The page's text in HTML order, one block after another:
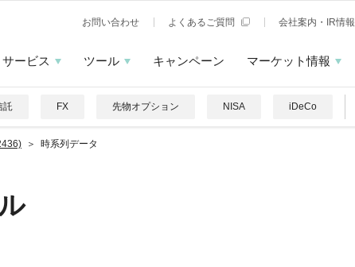
お問い合わせ よくあるご質問 会社案内・IR情報
サービス ツール キャンペーン マーケット情報
託 FX 先物オプション NISA iDeCo
時系列データ